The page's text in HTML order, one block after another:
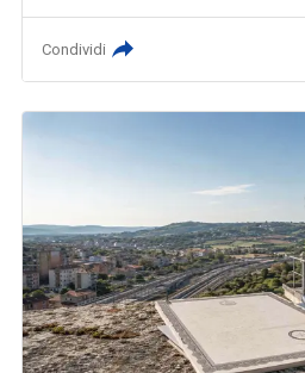
Condividi